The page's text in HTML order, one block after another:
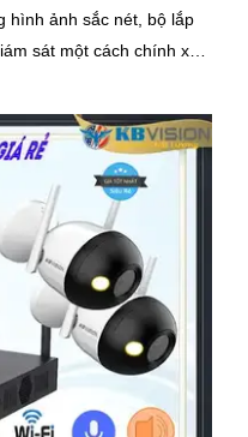
hình ảnh sắc nét, bộ lắp
sát một cách chính xác